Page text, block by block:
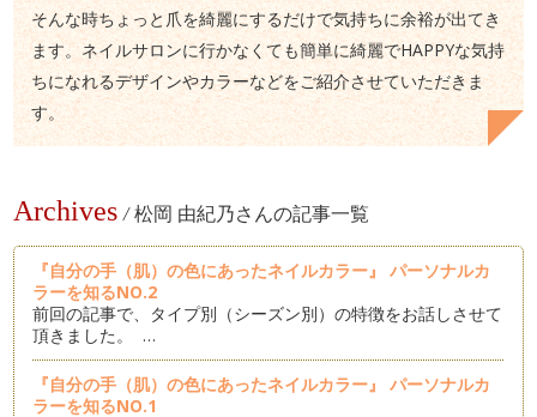
そんな時ちょっと爪を綺麗にするだけで気持ちに余裕が出てき
ます。ネイルサロンに行かなくても簡単に綺麗でHAPPYな気持
ちになれるデザインやカラーなどをご紹介させていただきま
す。
Archives / 松岡 由紀乃さんの記事一覧
『自分の手（肌）の色にあったネイルカラー』 パーソナルカ
ラーを知るNO.2
前回の記事で、タイプ別（シーズン別）の特徴をお話しさせて
頂きました。 …
『自分の手（肌）の色にあったネイルカラー』 パーソナルカ
ラーを知るNO.1